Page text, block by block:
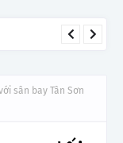
đường bay từ 1/4
sân bay Tân Sơn